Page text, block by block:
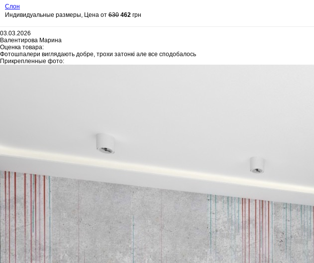
Слон
Индивидуальные размеры, Цена от 630 462 грн
03.03.2026
Валентирова Марина
Оценка товара:
Фотошпалери виглядають добре, трохи затонкі але все сподобалось
Прикрепленные фото: